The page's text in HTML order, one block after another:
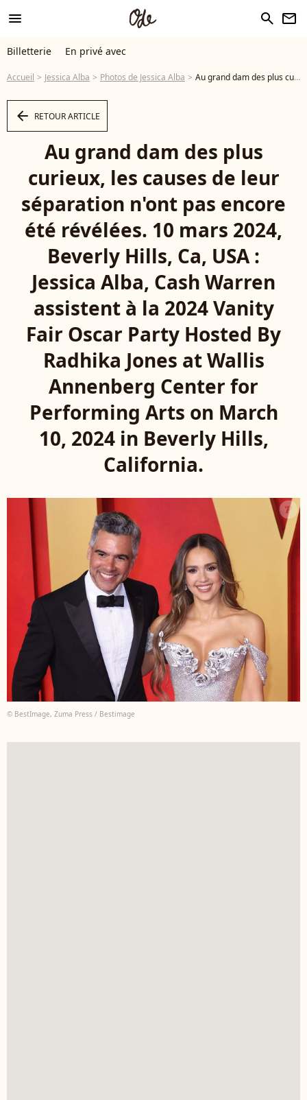
menu search newsletter
Billetterie En privé avec
Accueil Jessica Alba Photos de Jessica Alba Au grand dam des plus curieux, les causes de leur séparation n'ont pas encore été révélées. 10 mars 2024, Beverly Hills, Ca, USA : Jessica Alba, Cash Warren assistent à la 2024 Vanity Fair Oscar Party Hosted By Radhika Jones at Wallis Annenberg Center for Performing Arts on March 10, 2024 in Beverly Hills, California. - Photo
arrow_left RETOUR ARTICLE
Au grand dam des plus
curieux, les causes de leur
séparation n'ont pas encore
été révélées. 10 mars 2024,
Beverly Hills, Ca, USA :
Jessica Alba, Cash Warren
assistent à la 2024 Vanity
Fair Oscar Party Hosted By
Radhika Jones at Wallis
Annenberg Center for
Performing Arts on March
10, 2024 in Beverly Hills,
California.
© BestImage, Zuma Press / Bestimage